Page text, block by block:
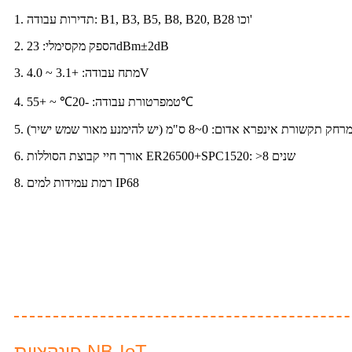
1. תדירות עבודה: B1, B3, B5, B8, B20, B28 וכו'
2. הספק מקסימלי: 23dBm±2dB
3. מתח עבודה: +3.1 ~ 4.0V
4. טמפרטורת עבודה: -20℃ ~ +55℃
5. מרחק תקשורת אינפרא אדום: 0~8 ס"מ (יש להימנע מאור שמש ישיר)
6. אורך חיי קבוצת הסוללות ER26500+SPC1520: >8 שנים
8. רמת עמידות למים IP68